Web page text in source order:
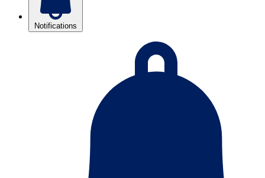
Notifications